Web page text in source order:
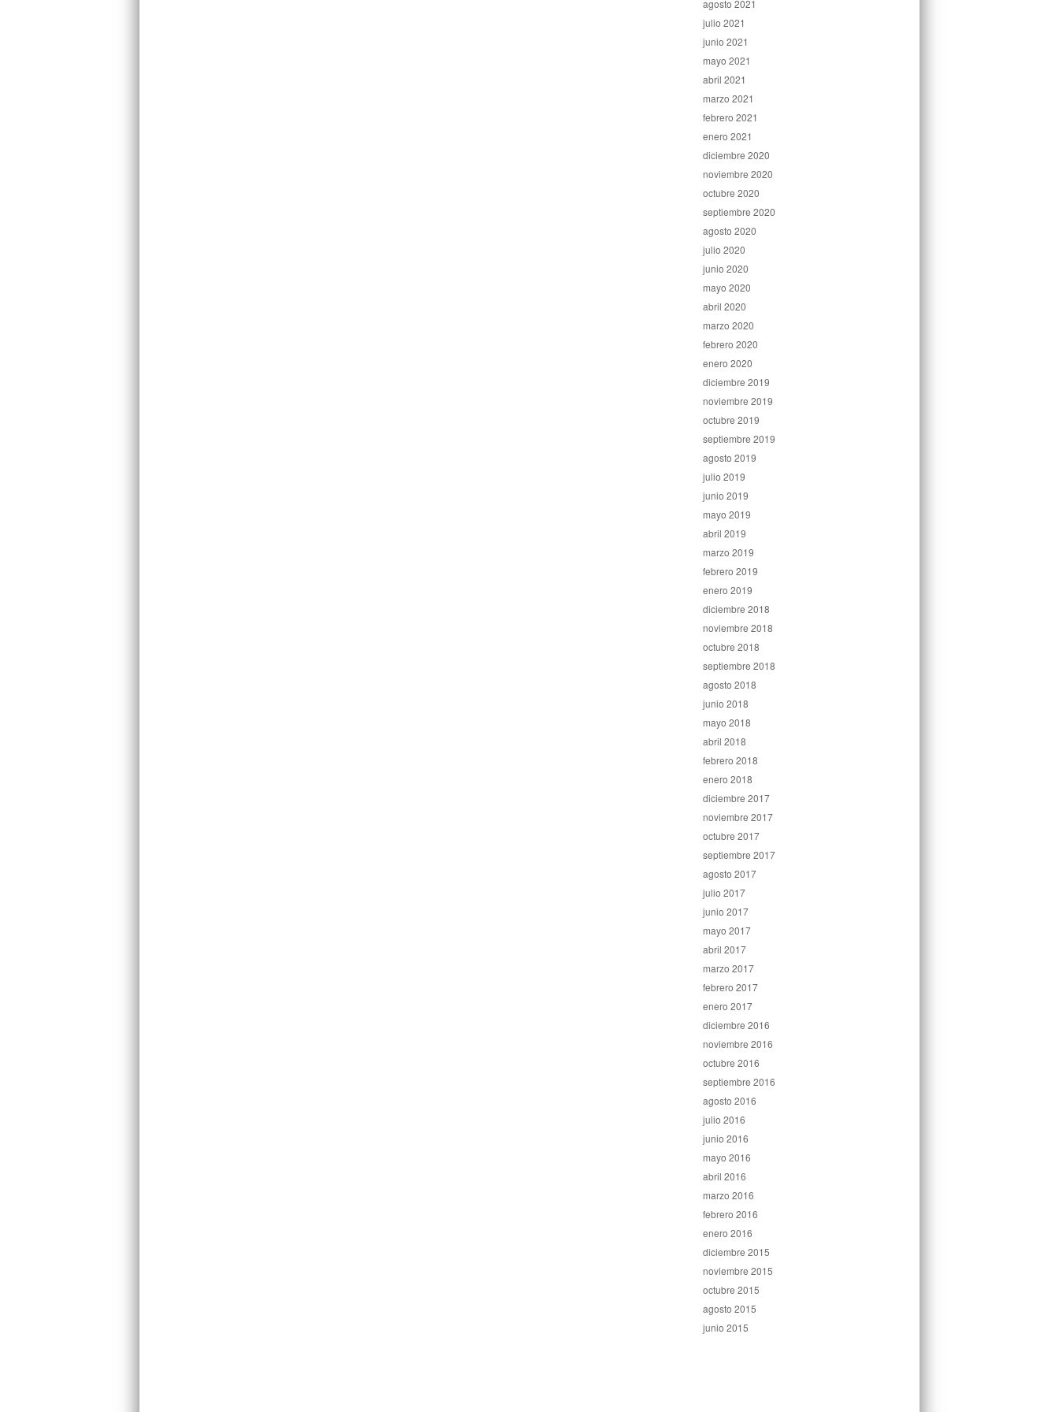
agosto 2021
julio 2021
junio 2021
mayo 2021
abril 2021
marzo 2021
febrero 2021
enero 2021
diciembre 2020
noviembre 2020
octubre 2020
septiembre 2020
agosto 2020
julio 2020
junio 2020
mayo 2020
abril 2020
marzo 2020
febrero 2020
enero 2020
diciembre 2019
noviembre 2019
octubre 2019
septiembre 2019
agosto 2019
julio 2019
junio 2019
mayo 2019
abril 2019
marzo 2019
febrero 2019
enero 2019
diciembre 2018
noviembre 2018
octubre 2018
septiembre 2018
agosto 2018
junio 2018
mayo 2018
abril 2018
febrero 2018
enero 2018
diciembre 2017
noviembre 2017
octubre 2017
septiembre 2017
agosto 2017
julio 2017
junio 2017
mayo 2017
abril 2017
marzo 2017
febrero 2017
enero 2017
diciembre 2016
noviembre 2016
octubre 2016
septiembre 2016
agosto 2016
julio 2016
junio 2016
mayo 2016
abril 2016
marzo 2016
febrero 2016
enero 2016
diciembre 2015
noviembre 2015
octubre 2015
agosto 2015
junio 2015